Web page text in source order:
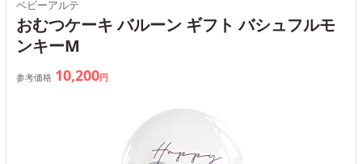
ベビーアルテ
おむつケーキ バルーン ギフト バシュフルモ
ンキーM
参考価格 10,200円